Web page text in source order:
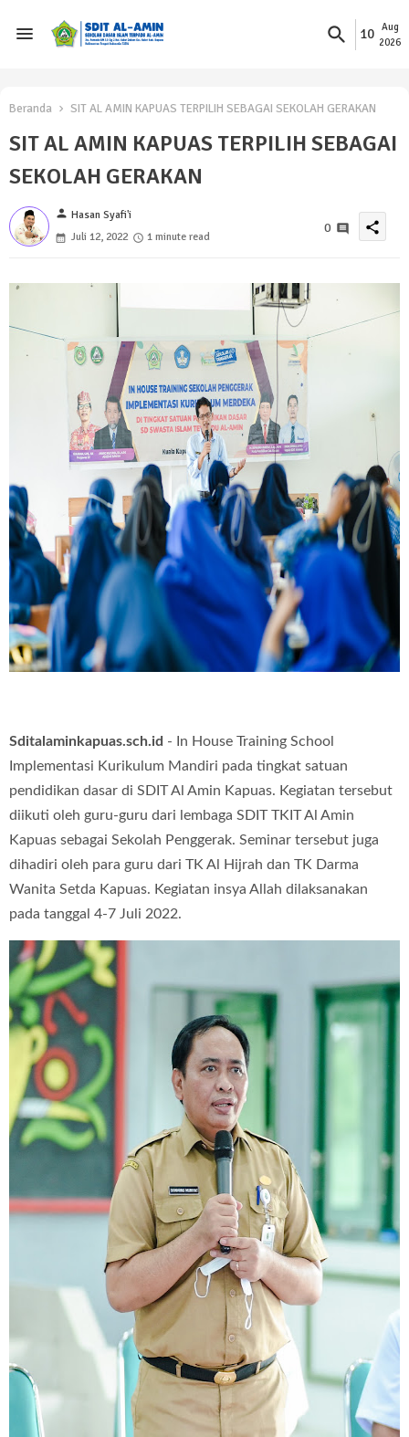
10
Aug
2026
Beranda SIT AL AMIN KAPUAS TERPILIH SEBAGAI SEKOLAH GERAKAN
SIT AL AMIN KAPUAS TERPILIH SEBAGAI
SEKOLAH GERAKAN
person Hasan Syafi'i
Juli 12, 2022
1 minute read
0 share
Sditalaminkapuas.sch.id - In House Training School
Implementasi Kurikulum Mandiri pada tingkat satuan
pendidikan dasar di SDIT Al Amin Kapuas. Kegiatan tersebut
diikuti oleh guru-guru dari lembaga SDIT TKIT Al Amin
Kapuas sebagai Sekolah Penggerak. Seminar tersebut juga
dihadiri oleh para guru dari TK Al Hijrah dan TK Darma
Wanita Setda Kapuas. Kegiatan insya Allah dilaksanakan
pada tanggal 4-7 Juli 2022.